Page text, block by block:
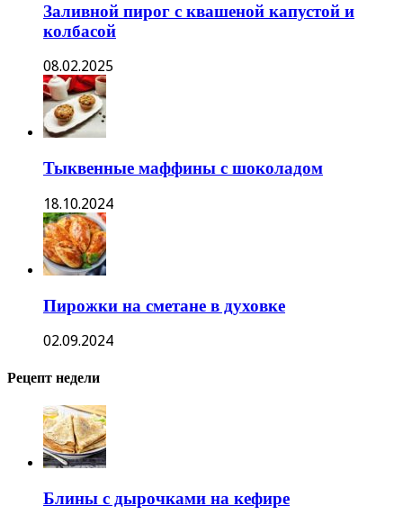
Заливной пирог с квашеной капустой и
колбасой
08.02.2025
Тыквенные маффины с шоколадом
18.10.2024
Пирожки на сметане в духовке
02.09.2024
Рецепт недели
Блины с дырочками на кефире